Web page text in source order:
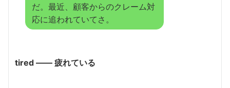
だ。最近、顧客からのクレーム対
応に追われていてさ。
tired ―― 疲れている